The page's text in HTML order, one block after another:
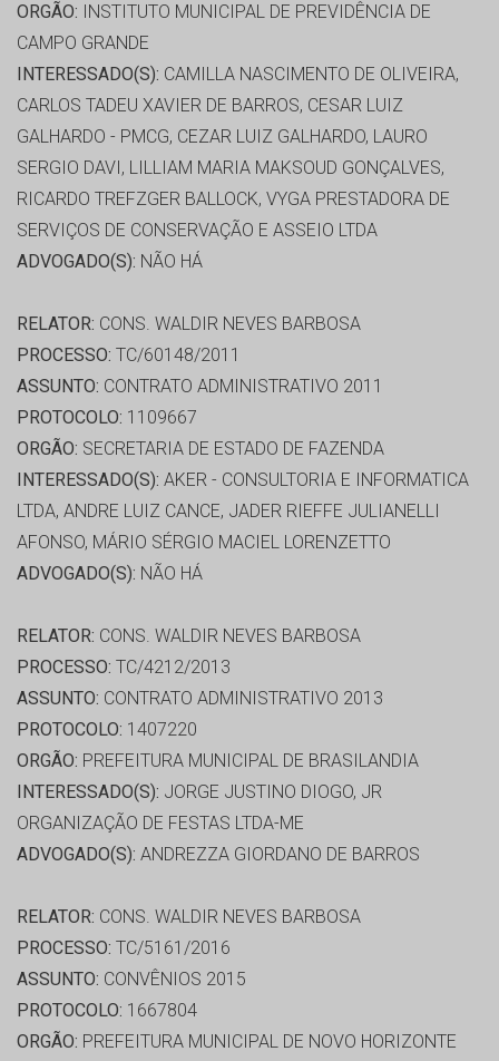
ORGÃO: INSTITUTO MUNICIPAL DE PREVIDÊNCIA DE
CAMPO GRANDE
INTERESSADO(S): CAMILLA NASCIMENTO DE OLIVEIRA,
CARLOS TADEU XAVIER DE BARROS, CESAR LUIZ
GALHARDO - PMCG, CEZAR LUIZ GALHARDO, LAURO
SERGIO DAVI, LILLIAM MARIA MAKSOUD GONÇALVES,
RICARDO TREFZGER BALLOCK, VYGA PRESTADORA DE
SERVIÇOS DE CONSERVAÇÃO E ASSEIO LTDA
ADVOGADO(S): NÃO HÁ
RELATOR: CONS. WALDIR NEVES BARBOSA
PROCESSO: TC/60148/2011
ASSUNTO: CONTRATO ADMINISTRATIVO 2011
PROTOCOLO: 1109667
ORGÃO: SECRETARIA DE ESTADO DE FAZENDA
INTERESSADO(S): AKER - CONSULTORIA E INFORMATICA
LTDA, ANDRE LUIZ CANCE, JADER RIEFFE JULIANELLI
AFONSO, MÁRIO SÉRGIO MACIEL LORENZETTO
ADVOGADO(S): NÃO HÁ
RELATOR: CONS. WALDIR NEVES BARBOSA
PROCESSO: TC/4212/2013
ASSUNTO: CONTRATO ADMINISTRATIVO 2013
PROTOCOLO: 1407220
ORGÃO: PREFEITURA MUNICIPAL DE BRASILANDIA
INTERESSADO(S): JORGE JUSTINO DIOGO, JR
ORGANIZAÇÃO DE FESTAS LTDA-ME
ADVOGADO(S): ANDREZZA GIORDANO DE BARROS
RELATOR: CONS. WALDIR NEVES BARBOSA
PROCESSO: TC/5161/2016
ASSUNTO: CONVÊNIOS 2015
PROTOCOLO: 1667804
ORGÃO: PREFEITURA MUNICIPAL DE NOVO HORIZONTE